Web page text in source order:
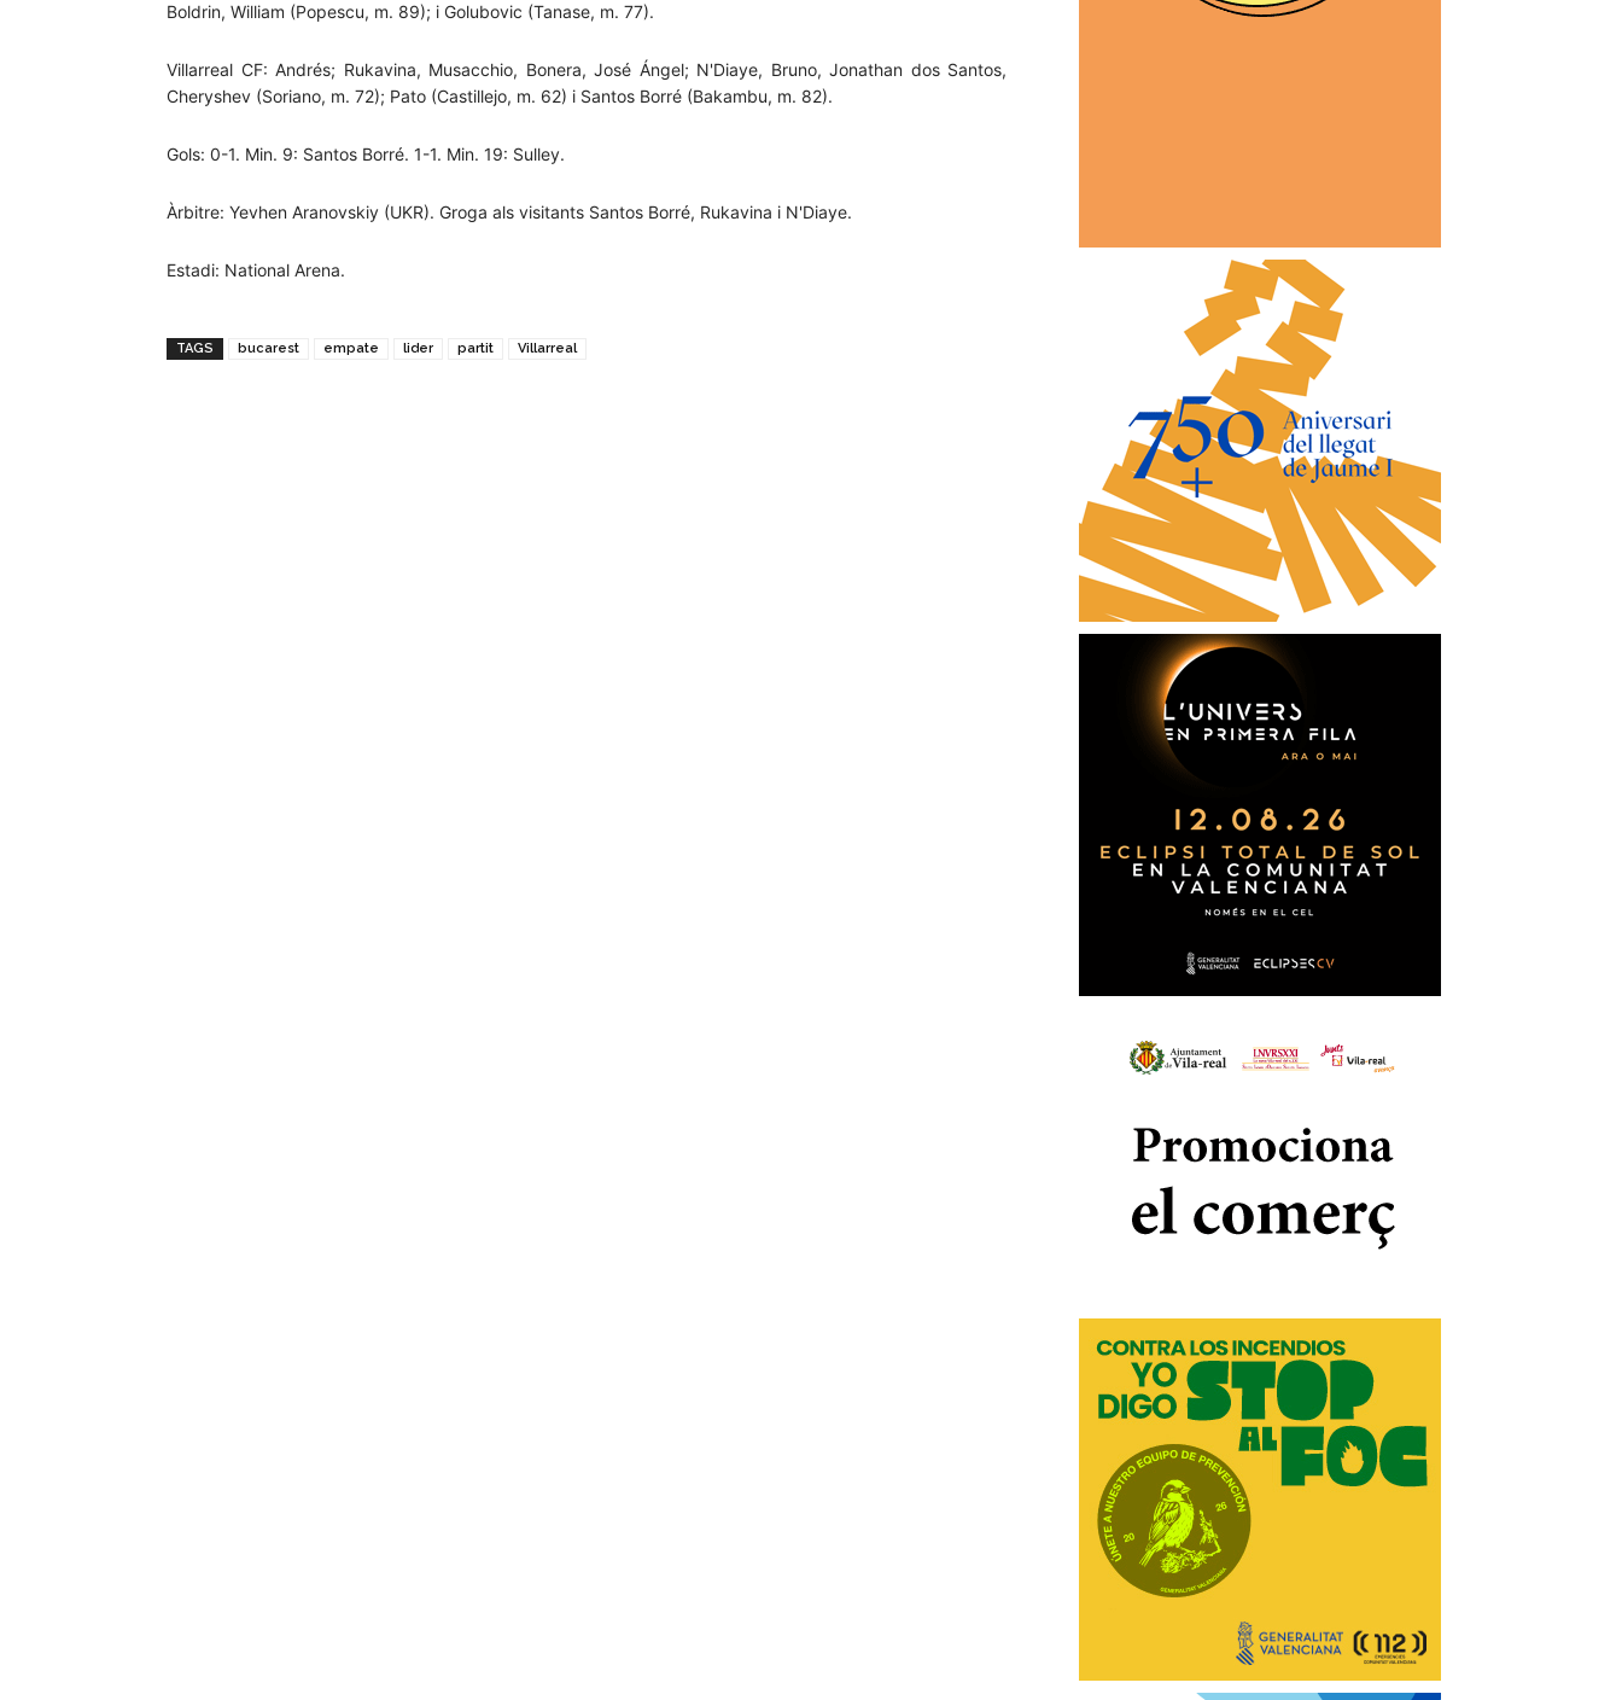
Boldrin, William (Popescu, m. 89); i Golubovic (Tanase, m. 77).
Villarreal CF: Andrés; Rukavina, Musacchio, Bonera, José Ángel; N'Diaye, Bruno, Jonathan dos Santos,
Cheryshev (Soriano, m. 72); Pato (Castillejo, m. 62) i Santos Borré (Bakambu, m. 82).
Gols: 0-1. Min. 9: Santos Borré. 1-1. Min. 19: Sulley.
Àrbitre: Yevhen Aranovskiy (UKR). Groga als visitants Santos Borré, Rukavina i N'Diaye.
Estadi: National Arena.
TAGS bucarest empate lider partit Villarreal